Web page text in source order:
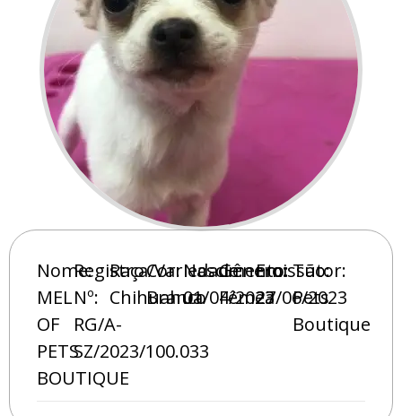
Nome:
MEL
OF
PETS
BOUTIQUE
Registro
Nº:
RG/A-
SZ/2023/100.033
Raça/Variedade:
Chihuahua
Cor:
Branco
Nascimento:
01/04/2023
Gênero:
Fêmea
Emissão:
27/06/2023
Tutor:
Pets
Boutique